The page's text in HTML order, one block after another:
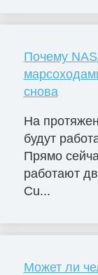
Почему
снова
На
будут
Прямо
работают
Cu...
Может ли